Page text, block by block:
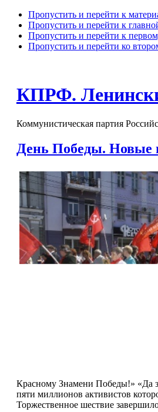
Пропустить и перейти к
Пропустить и перейти к
Пропустить и перейти к
Пропустить и перейти ко
КПРФ.
Коммунистическая партия
День Победы. Новые
Красному Знамени Победы!» «Да
пяти миллионов активистов
Торжественное шествие